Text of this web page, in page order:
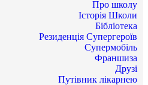
Про школу
Історія Школи
Бібліотека
Резиденція Супергероїв
Супермобіль
Франшиза
Друзі
Путівник лікарнею